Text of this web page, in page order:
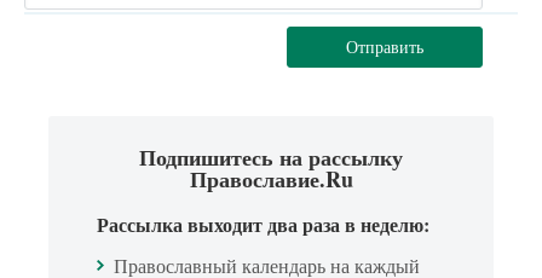
Отправить
Подпишитесь на рассылку
Православие.Ru
Рассылка выходит два раза в неделю:
Православный календарь на каждый